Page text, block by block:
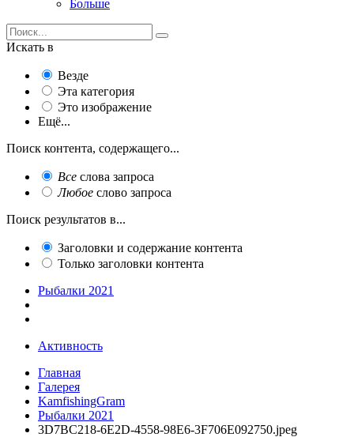
Больше
Искать в
Везде
Эта категория
Это изображение
Ещё...
Поиск контента, содержащего...
Все слова запроса
Любое слово запроса
Поиск результатов в...
Заголовки и содержание контента
Только заголовки контента
Рыбалки 2021
Активность
Главная
Галерея
KamfishingGram
Рыбалки 2021
3D7BC218-6E2D-4558-98E6-3F706E092750.jpeg